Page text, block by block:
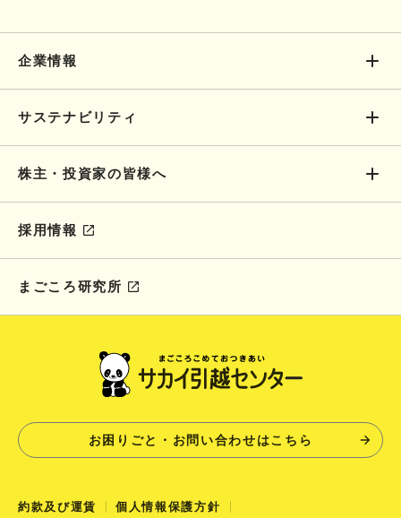
企業情報
サステナビリティ
株主・投資家の皆様へ
採用情報
まごころ研究所
お困りごと・お問い合わせはこちら
約款及び運賃 個人情報保護方針